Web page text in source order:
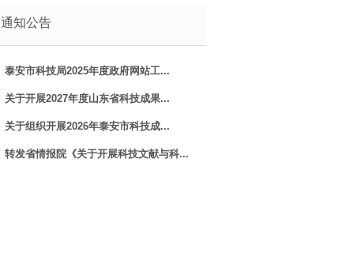
通知公告
泰安市科技局2025年度政府网站工...
关于开展2027年度山东省科技成果...
关于组织开展2026年泰安市科技成...
转发省情报院《关于开展科技文献与科...